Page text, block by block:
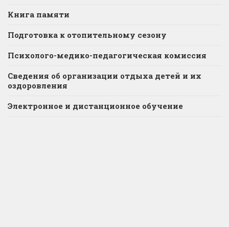
Книга памяти
Подготовка к отопительному сезону
Психолого-медико-педагогическая комиссия
Сведения об организации отдыха детей и их
оздоровления
Электронное и дистанционное обучение